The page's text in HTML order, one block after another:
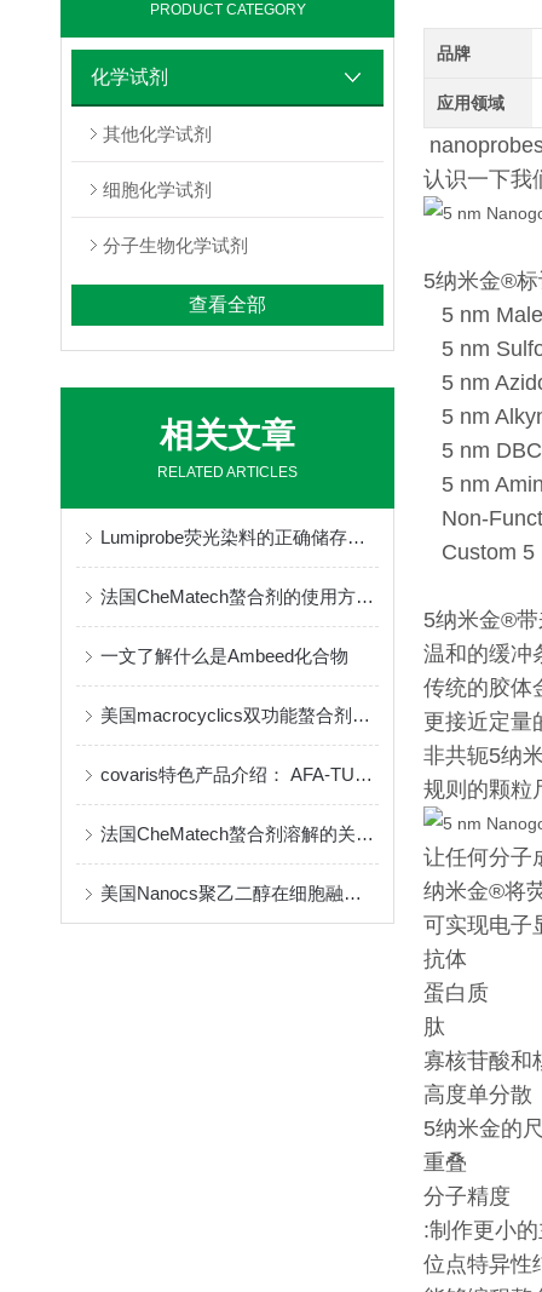
PRODUCT CATEGORY
化学试剂
其他化学试剂
细胞化学试剂
分子生物化学试剂
查看全部
相关文章
RELATED ARTICLES
Lumiprobe荧光染料的正确储存与保管
法国CheMatech螯合剂的使用方法很简单
一文了解什么是Ambeed化合物
美国macrocyclics双功能螯合剂的包装、贮存和使用事项
covaris特色产品介绍： AFA-TUBE ®超声管
法国CheMatech螯合剂溶解的关键注意事项
美国Nanocs聚乙二醇在细胞融合中的优点
品牌
应用领域
认识一下我
5纳米金®
5 nm
5 nm
5 nm
5 nm
5 nm
5 nm
Non-
Custom 5
5纳米金®
温和的缓冲
传统的胶体
更接近定量
非共轭5纳
规则的颗粒
让任何分子
纳米金®将
可实现电子
抗体
蛋白质
肽
寡核苷酸和
高度单分散
5纳米金的
重叠
分子精度
:制作更小
位点特异性